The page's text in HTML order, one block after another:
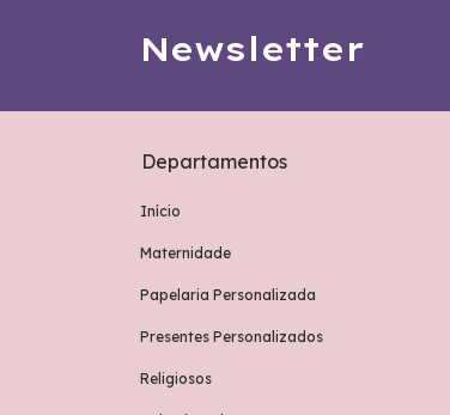
Newsletter
Departamentos
Início
Maternidade
Papelaria Personalizada
Presentes Personalizados
Religiosos